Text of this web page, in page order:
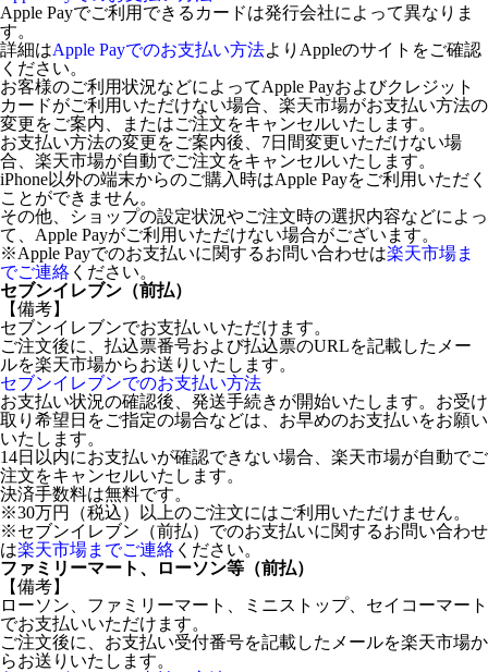
Apple Payでご利用できるカードは発行会社によって異なりま
す。
詳細はApple Payでのお支払い方法よりAppleのサイトをご確認
ください。
お客様のご利用状況などによってApple Payおよびクレジット
カードがご利用いただけない場合、楽天市場がお支払い方法の
変更をご案内、またはご注文をキャンセルいたします。
お支払い方法の変更をご案内後、7日間変更いただけない場
合、楽天市場が自動でご注文をキャンセルいたします。
iPhone以外の端末からのご購入時はApple Payをご利用いただく
ことができません。
その他、ショップの設定状況やご注文時の選択内容などによっ
て、Apple Payがご利用いただけない場合がございます。
※Apple Payでのお支払いに関するお問い合わせは楽天市場ま
でご連絡 ください。
セブンイレブン（前払）
【備考】
セブンイレブンでお支払いいただけます。
ご注文後に、払込票番号および払込票のURLを記載したメー
ルを楽天市場からお送りいたします。
セブンイレブンでのお支払い方法
お支払い状況の確認後、発送手続きが開始いたします。お受け
取り希望日をご指定の場合などは、お早めのお支払いをお願い
いたします。
14日以内にお支払いが確認できない場合、楽天市場が自動でご
注文をキャンセルいたします。
決済手数料は無料です。
※30万円（税込）以上のご注文にはご利用いただけません。
※セブンイレブン（前払）でのお支払いに関するお問い合わせ
は楽天市場までご連絡 ください。
ファミリーマート、ローソン等（前払）
【備考】
ローソン、ファミリーマート、ミニストップ、セイコーマート
でお支払いいただけます。
ご注文後に、お支払い受付番号を記載したメールを楽天市場か
らお送りいたします。